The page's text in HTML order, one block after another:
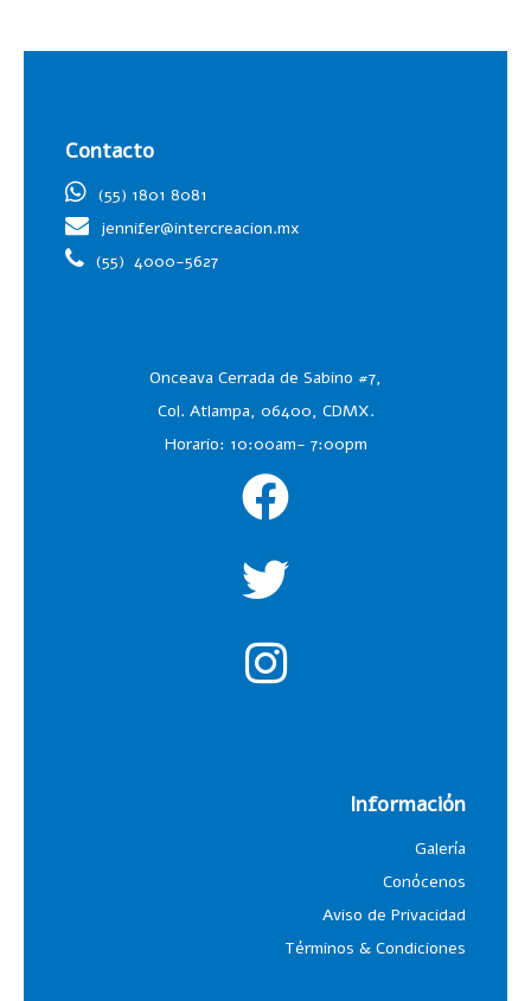
Contacto
(55) 1801 8081
jennifer@intercreacion.mx
(55) 4000-5627
Onceava Cerrada de Sabino #7,
Col. Atlampa, 06400, CDMX.
Horario: 10:00am- 7:00pm
Información
Galería
Conócenos
Aviso de Privacidad
Términos & Condiciones